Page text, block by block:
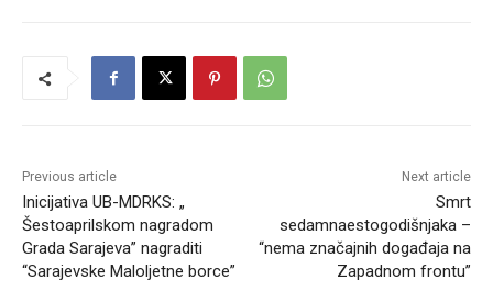
Previous article
Inicijativa UB-MDRKS: „
Šestoaprilskom nagradom
Grada Sarajeva” nagraditi
“Sarajevske Maloljetne borce”
Next article
Smrt
sedamnaestogodišnjaka –
“nema značajnih događaja na
Zapadnom frontu”